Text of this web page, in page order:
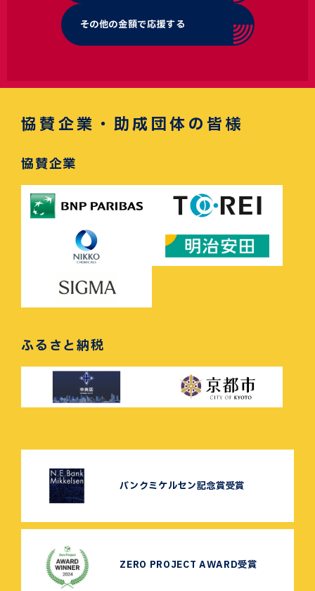
その他の金額で応援する
協賛企業・助成団体の皆様
協賛企業
ふるさと納税
バンクミケルセン記念賞受賞
ZERO PROJECT AWARD受賞